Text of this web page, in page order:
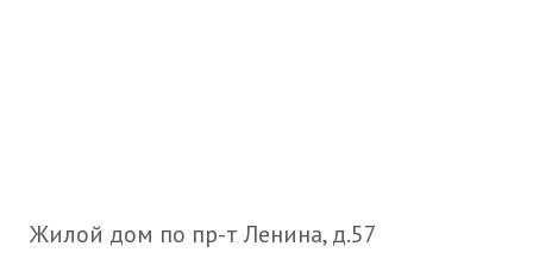
Жилой дом по пр-т Ленина, д.57